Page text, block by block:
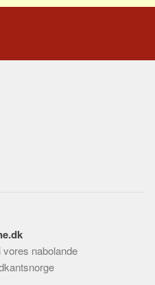
nabolande